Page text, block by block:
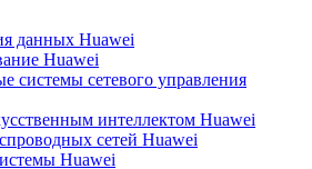
данных Huawei
Huawei
системы сетевого управления
интеллектом Huawei
сетей Huawei
Huawei